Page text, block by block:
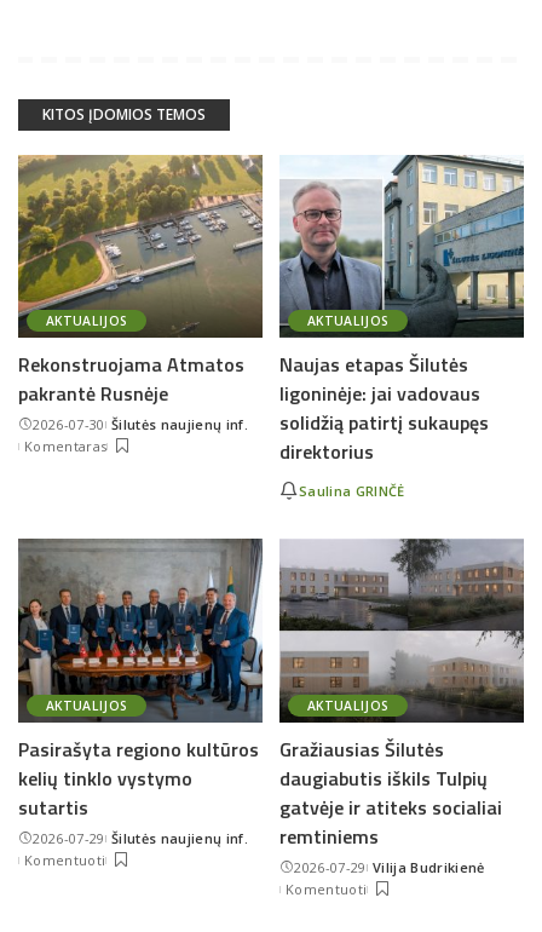
KITOS ĮDOMIOS TEMOS
AKTUALIJOS
Rekonstruojama Atmatos
pakrantė Rusnėje
2026-07-30Posted
by
Šilutės naujienų inf.
Komentaras
AKTUALIJOS
Naujas etapas Šilutės
ligoninėje: jai vadovaus
solidžią patirtį sukaupęs
direktorius
Saulina GRINČĖ
AKTUALIJOS
Pasirašyta regiono kultūros
kelių tinklo vystymo
sutartis
2026-07-29Posted
by
Šilutės naujienų inf.
Komentuoti
AKTUALIJOS
Gražiausias Šilutės
daugiabutis iškils Tulpių
gatvėje ir atiteks socialiai
remtiniems
2026-07-29Posted
by
Vilija Budrikienė
Komentuoti